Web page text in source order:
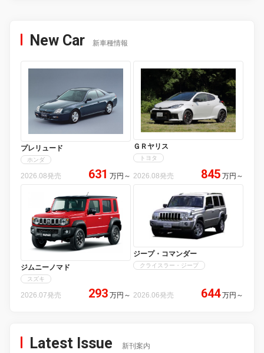
New Car 新車種情報
プレリュード
ホンダ
2026.08発売 631 万円 ～
ＧＲヤリス
トヨタ
2026.08発売 845 万円 ～
ジムニーノマド
スズキ
2026.07発売 293 万円 ～
ジープ・コマンダー
クライスラー・ジープ
2026.06発売 644万円 ～
Latest Issue 新刊案内